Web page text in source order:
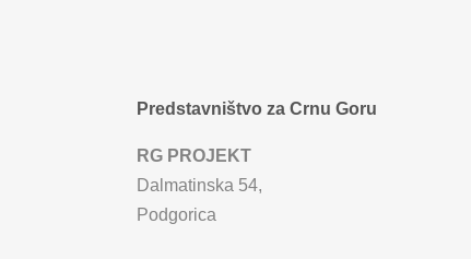
Predstavništvo za Crnu Goru
RG PROJEKT
Dalmatinska 54,
Podgorica